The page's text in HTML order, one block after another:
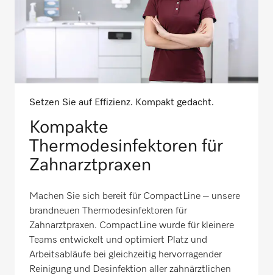
Setzen Sie auf Effizienz. Kompakt gedacht.
Kompakte
Thermodesinfektoren für
Zahnarztpraxen
Machen Sie sich bereit für CompactLine – unsere
brandneuen Thermodesinfektoren für
Zahnarztpraxen. CompactLine wurde für kleinere
Teams entwickelt und optimiert Platz und
Arbeitsabläufe bei gleichzeitig hervorragender
Reinigung und Desinfektion aller zahnärztlichen